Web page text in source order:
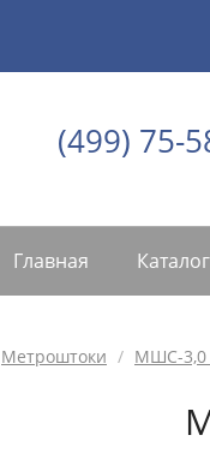
(499) 75-
Главная
Метроштоки / МШС-3,0